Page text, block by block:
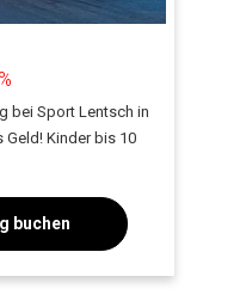
bei Sport Lentsch in
Kinder bis 10
buchen